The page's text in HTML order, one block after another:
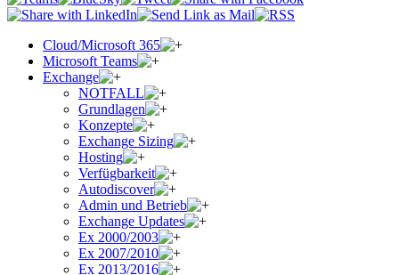
Cloud/Microsoft 365
Microsoft Teams
Exchange
NOTFALL
Grundlagen
Konzepte
Exchange Sizing
Hosting
Verfügbarkeit
Autodiscover
Admin und Betrieb
Exchange Updates
Ex 2000/2003
Ex 2007/2010
Ex 2013/2016